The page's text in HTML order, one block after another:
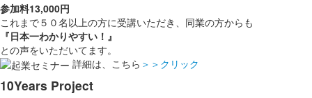
参加料13,000円
これまで５０名以上の方に受講いただき、同業の方からも
『日本一わかりやすい！』
との声をいただいてます。
詳細は、こちら ＞＞クリック
10Years Project